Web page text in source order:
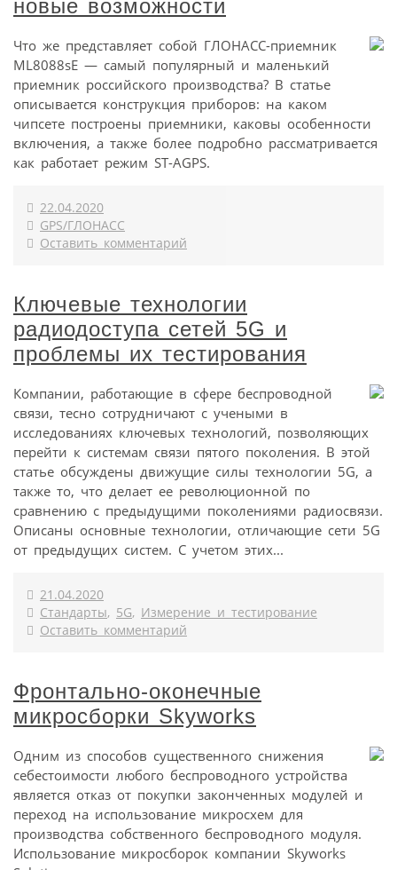
новые возможности
Что же представляет собой ГЛОНАСС-приемник
ML8088sE — самый популярный и маленький
приемник российского производства? В статье
описывается конструкция приборов: на каком
чипсете построены приемники, каковы особенности
включения, а также более подробно рассматривается
как работает режим ST-AGPS.
22.04.2020
GPS/ГЛОНАСС
Оставить комментарий
Ключевые технологии
радиодоступа сетей 5G и
проблемы их тестирования
Компании, работающие в сфере беспроводной
связи, тесно сотрудничают с учеными в
исследованиях ключевых технологий, позволяющих
перейти к системам связи пятого поколения. В этой
статье обсуждены движущие силы технологии 5G, а
также то, что делает ее революционной по
сравнению с предыдущими поколениями радиосвязи.
Описаны основные технологии, отличающие сети 5G
от предыдущих систем. С учетом этих...
21.04.2020
Стандарты, 5G, Измерение и тестирование
Оставить комментарий
Фронтально-оконечные
микросборки Skyworks
Одним из способов существенного снижения
себестоимости любого беспроводного устройства
является отказ от покупки законченных модулей и
переход на использование микросхем для
производства собственного беспроводного модуля.
Использование микросборок компании Skyworks